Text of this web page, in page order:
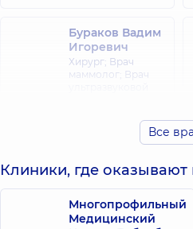
Бураков Вадим
Игоревич
Хирург; Врач
маммолог; Врач
Герасименко
Евгений
Александрович
Хирург; Хирург
Все
Клиники, где оказывают
Многопрофильный
Медицинский